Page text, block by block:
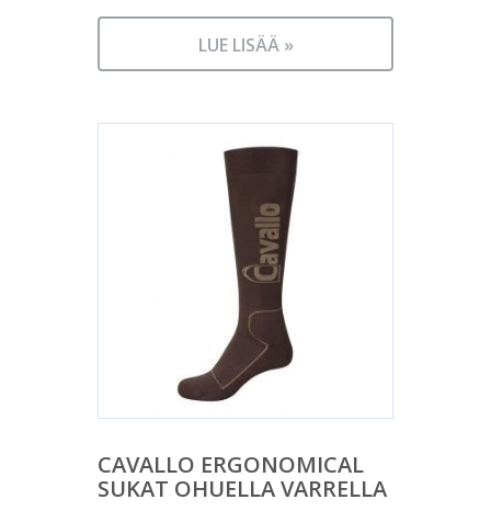
LUE LISÄÄ »
CAVALLO ERGONOMICAL
SUKAT OHUELLA VARRELLA